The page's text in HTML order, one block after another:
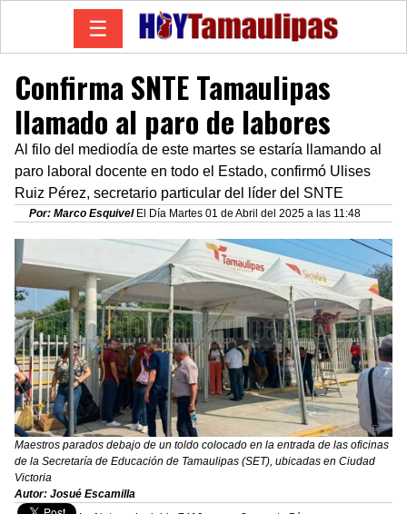
☰
Confirma SNTE Tamaulipas
llamado al paro de labores
Al filo del mediodía de este martes se estaría llamando al
paro laboral docente en todo el Estado, confirmó Ulises
Ruiz Pérez, secretario particular del líder del SNTE
Por: Marco EsquivelEl Día Martes 01 de Abril del 2025 a las 11:48
Maestros parados debajo de un toldo colocado en la entrada de las oficinas
de la Secretaría de Educación de Tamaulipas (SET), ubicadas en Ciudad
Victoria
Autor: Josué Escamilla